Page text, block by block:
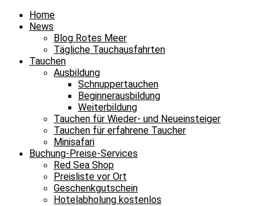
Home
News
Blog Rotes Meer
Tägliche Tauchausfahrten
Tauchen
Ausbildung
Schnuppertauchen
Beginnerausbildung
Weiterbildung
Tauchen für Wieder- und Neueinsteiger
Tauchen für erfahrene Taucher
Minisafari
Buchung-Preise-Services
Red Sea Shop
Preisliste vor Ort
Geschenkgutschein
Hotelabholung kostenlos